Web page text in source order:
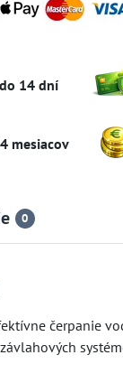
do 14 dní
mesiacov
0
čerpanie